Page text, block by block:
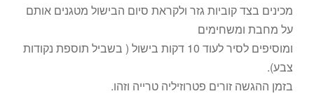
מכינים בצד קוביות גזר ולקראת סיום הבישול מטגנים אותם
על מחבת ומשחימים
ומוסיפים לסיר לעוד 10 דקות בישול ( בשביל תוספת נקודות
צבע).
בזמן ההגשה זורים פטרוזיליה טרייה וזהו.